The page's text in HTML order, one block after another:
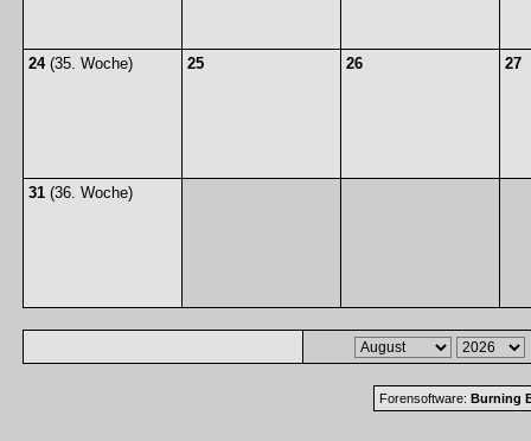
24(35. Woche) 25 26 27
31 (36. Woche)
Forensoftware: Burning